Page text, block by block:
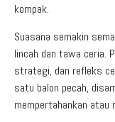
kompak.
Suasana semakin
lincah dan tawa ceria.
strategi, dan refleks
satu balon pecah,
mempertahankan atau